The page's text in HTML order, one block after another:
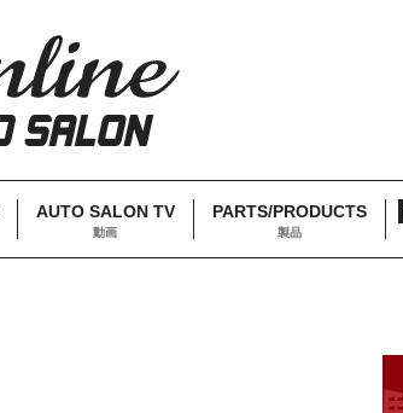
AUTO SALON TV
動画
PARTS/PRODUCTS
製品